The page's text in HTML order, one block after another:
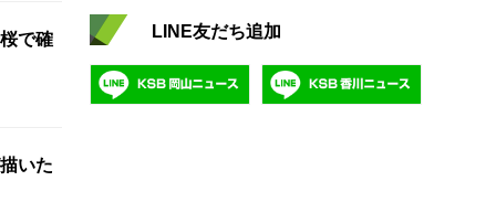
で確
いた
LINE友だち追加